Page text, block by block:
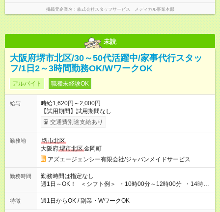
掲載元企業名 株式会社スタッフサービス メディカル事業本部
未読
大阪府堺市北区/30～50代活躍中/家事代行スタッ
フ/1日2～3時間勤務OK/WワークOK
アルバイト 職種未経験OK
給与
時給1,620円～2,000円
【試用期間】試用期間なし
交通費別途支給あり
勤務地
堺市北区
大阪府堺市北区金岡町
アズエージェンシー有限会社/ジャパンメイドサービス
勤務時間
勤務時間は指定なし
週1日～OK！ ＜シフト例＞ ・10時00分～12時00分 ・14時00
分～16時00分 ※勤務帯は複数あります！ ＼働き方のご希望を
聞かせてください！／ 気になることはなんでも相談してくださ
特徴 週1日からOK / 副業・WワークOK